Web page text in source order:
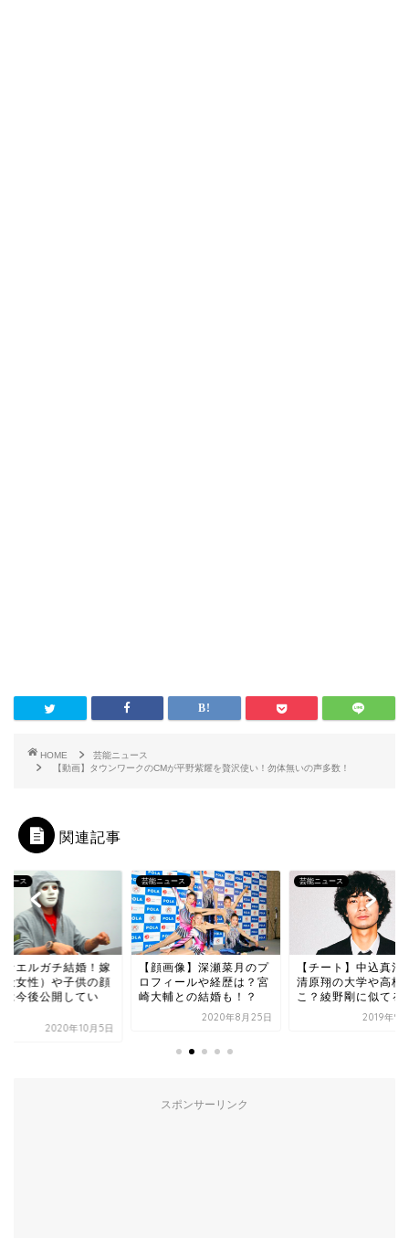
HOME
芸能ニュース
【動画】タウンワークのCMが平野紫耀を贅沢使い！勿体無いの声多数！
関連記事
ュース
ァエルガチ結婚！嫁
般女性）や子供の顔
は今後公開してい
2020年10月5日
芸能ニュース
【顔画像】深瀬菜月のプ
ロフィールや経歴は？宮
崎大輔との結婚も！？
2020年8月25日
芸能ニュース
【チート】中込真治
清原翔の大学や高校
こ？綾野剛に似てる
2019年9
スポンサーリンク